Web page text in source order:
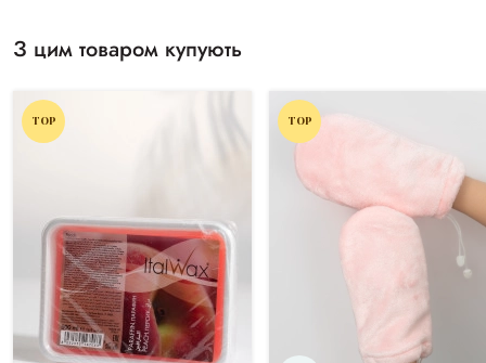
З цим товаром купують
TOP TOP